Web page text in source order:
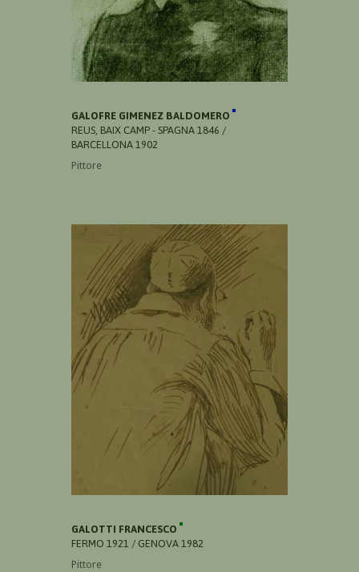
GALOFRE GIMENEZ BALDOMERO
REUS, BAIX CAMP - SPAGNA 1846 /
BARCELLONA 1902
Pittore
GALOTTI FRANCESCO
FERMO 1921 / GENOVA 1982
Pittore